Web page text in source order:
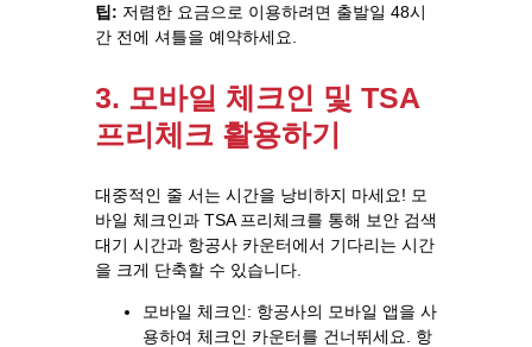
팁: 저렴한 요금으로 이용하려면 출발일 48시
간 전에 셔틀을 예약하세요.
3. 모바일 체크인 및 TSA
프리체크 활용하기
대중적인 줄 서는 시간을 낭비하지 마세요! 모
바일 체크인과 TSA 프리체크를 통해 보안 검색
대기 시간과 항공사 카운터에서 기다리는 시간
을 크게 단축할 수 있습니다.
모바일 체크인: 항공사의 모바일 앱을 사
용하여 체크인 카운터를 건너뛰세요. 항